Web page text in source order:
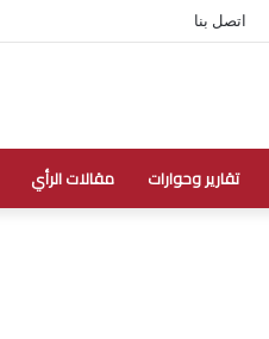
اتصل بنا
تقارير وحوارات مقالات الرأي